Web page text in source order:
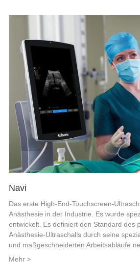
Navi
Das erste High-End-Touchscreen-
Anästhesie in der Industrie. Es wurde
entwickelt. Es definiert den Standard des
Anästhesie-Ultraschalls durch seine
und maßgeschneiderten Arbeitsabläufe
Mehr >